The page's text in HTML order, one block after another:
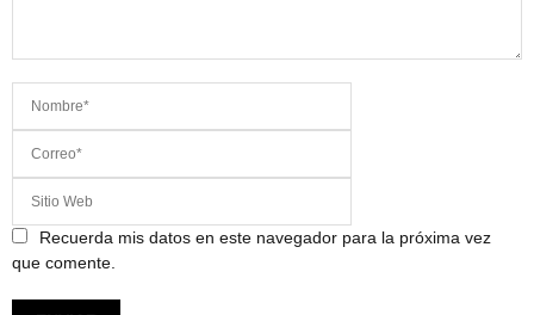
Recuerda mis datos en este navegador para la próxima vez
que comente.